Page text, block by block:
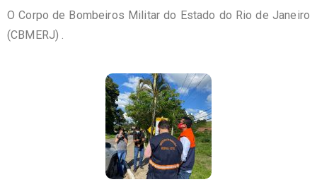
O Corpo de Bombeiros Militar do Estado do Rio de Janeiro
(CBMERJ) .